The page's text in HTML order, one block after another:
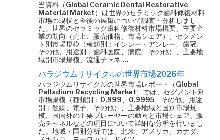
当資料（Global Ceramic Dental Restorative
Material Market）は世界のセラミック歯科修復材料
市場の現状と今後の展望について調査・分析しまし
た。世界のセラミック歯科修復材料市場概要、主要企
業の動向（売上、販売価格、市場シェア）、セグメン
ト別市場規模（種類別：インレー・アンレー、歯冠、
その他、用途別：歯科医院、病院、その他）、主要地
域別市場規模、流通チャネ …
パラジウムリサイクルの世界市場2026年
パラジウムリサイクルの世界市場レポート（Global
Palladium Recycling Market）では、セグメント別
市場規模（種類別：0.999、0.9995、その他、用途
別：触媒、電子、その他）、主要地域と国別市場規
模、国内外の主要プレーヤーの動向と市場シェア、販
売チャネルなどの項目について詳細な分析を行いまし
た。地域・国別分析では、北米、アメリカ、カナダ、